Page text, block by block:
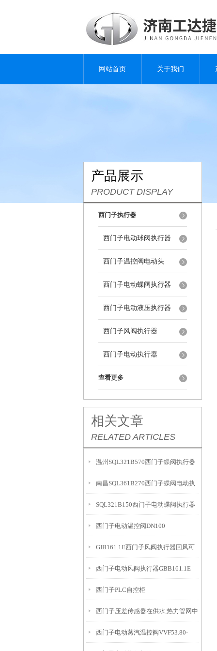
网站首页 关于我们
产品展示
PRODUCT DISPLAY
西门子执行器
西门子电动球阀执行器
西门子温控阀电动头
西门子电动蝶阀执行器
西门子电动液压执行器
西门子风阀执行器
西门子电动执行器
查看更多
相关文章
RELATED ARTICLES
温州SQL321B570西门子蝶阀执行器
南昌SQL361B270西门子蝶阀电动执
行器
SQL321B150西门子电动蝶阀执行器
应用领域
西门子电动温控阀DN100
GIB161.1E西门子风阀执行器回风可
用
西门子电动风阀执行器GBB161.1E
西门子PLC自控柜
西门子压差传感器在供水,热力管网中
的作用
西门子电动蒸汽温控阀VVF53.80-